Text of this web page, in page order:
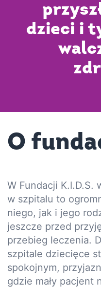
dzieci i
O
W Fundacji K.I.D.S.
w szpitalu to
niego, jak i jego
jeszcze przed
przebieg leczenia.
szpitale dziecięce
spokojnym,
gdzie mały pacjent